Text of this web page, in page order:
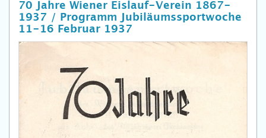
70 Jahre Wiener Eislauf-Verein 1867-
1937 / Programm Jubiläumssportwoche
11-16 Februar 1937